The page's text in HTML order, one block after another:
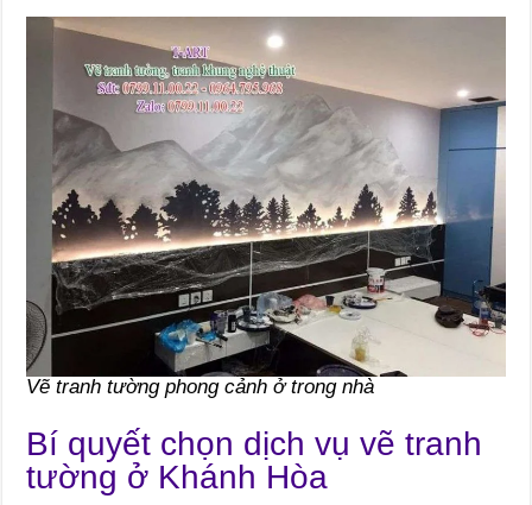
Vẽ tranh tường phong cảnh ở trong nhà
Bí quyết chọn dịch vụ vẽ tranh
tường ở Khánh Hòa